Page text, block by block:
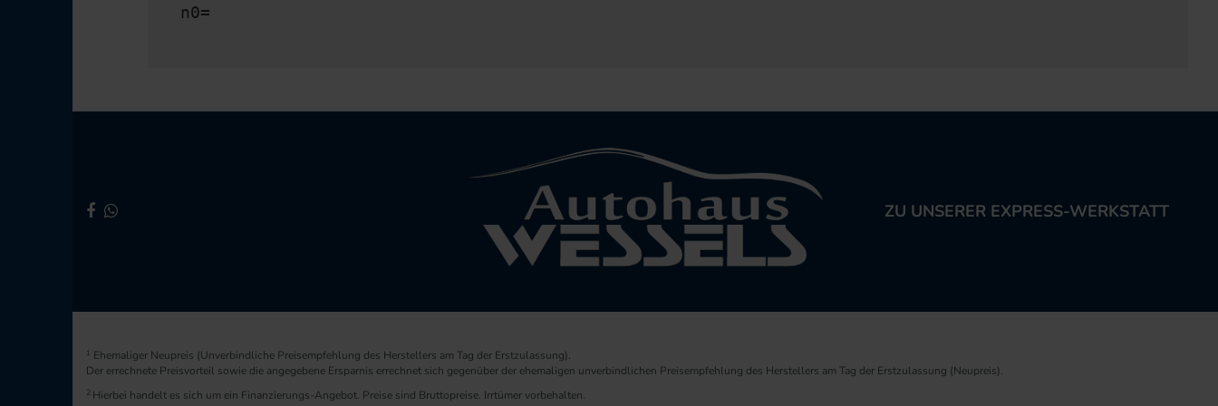
n0=
ZU UNSERER EXPRESS-WERKSTATT
1 Ehemaliger Neupreis (Unverbindliche Preisempfehlung des Herstellers am Tag der Erstzulassung).
Der errechnete Preisvorteil sowie die angegebene Ersparnis errechnet sich gegenüber der ehemaligen unverbindlichen Preisempfehlung des Herstellers am Tag der Erstzulassung (Neupreis).
2 Hierbei handelt es sich um ein Finanzierungs-Angebot. Preise sind Bruttopreise. Irrtümer vorbehalten.